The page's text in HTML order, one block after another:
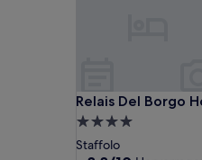
Relais Del Borgo
Relais Del Borgo
4.0-
Sterne-
Staffolo